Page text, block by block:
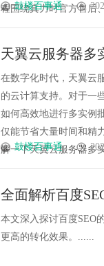
程围绕真力时官方售后
鼓楼百事通
天翼云服务器多
在数字化时代，天翼云
的云计算支持。对于一
如何高效地进行多实例
仅能节省大量时间和精
解一下天翼云服务器多
鼓楼百事通
全面解析百度
本文深入探讨百度SEO
更高的转化效果。......